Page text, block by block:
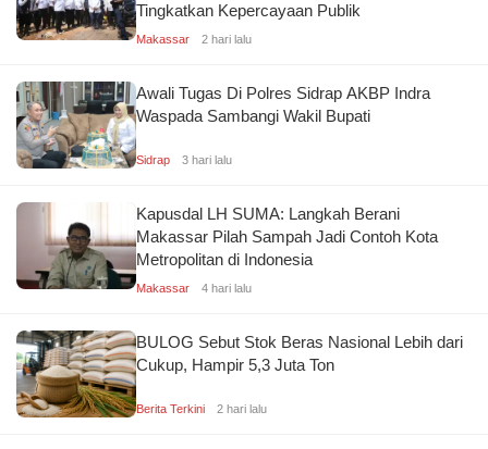
Tingkatkan Kepercayaan Publik
Makassar 2 hari lalu
Awali Tugas Di Polres Sidrap AKBP Indra
Waspada Sambangi Wakil Bupati
Sidrap 3 hari lalu
Kapusdal LH SUMA: Langkah Berani
Makassar Pilah Sampah Jadi Contoh Kota
Metropolitan di Indonesia
Makassar 4 hari lalu
BULOG Sebut Stok Beras Nasional Lebih dari
Cukup, Hampir 5,3 Juta Ton
Berita Terkini 2 hari lalu